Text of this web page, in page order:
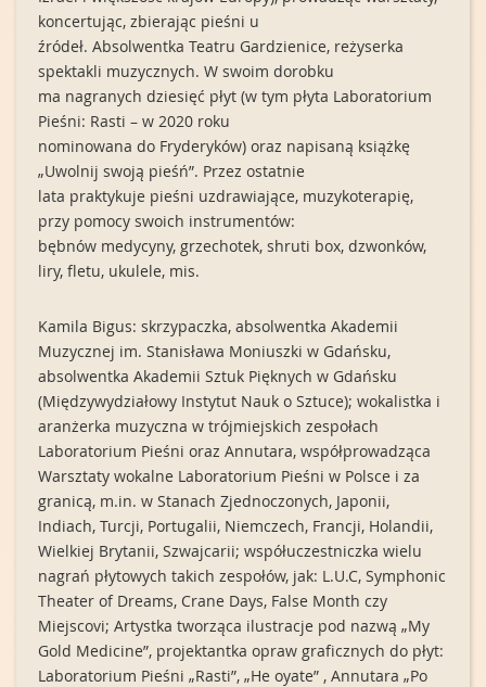
koncertując, zbierając pieśni u
źródeł. Absolwentka Teatru Gardzienice, reżyserka
spektakli muzycznych. W swoim dorobku
ma nagranych dziesięć płyt (w tym płyta Laboratorium
Pieśni: Rasti – w 2020 roku
nominowana do Fryderyków) oraz napisaną książkę
„Uwolnij swoją pieśń”. Przez ostatnie
lata praktykuje pieśni uzdrawiające, muzykoterapię,
przy pomocy swoich instrumentów:
bębnów medycyny, grzechotek, shruti box, dzwonków,
liry, fletu, ukulele, mis.
Kamila Bigus: skrzypaczka, absolwentka Akademii
Muzycznej im. Stanisława Moniuszki w Gdańsku,
absolwentka Akademii Sztuk Pięknych w Gdańsku
(Międzywydziałowy Instytut Nauk o Sztuce); wokalistka i
aranżerka muzyczna w trójmiejskich zespołach
Laboratorium Pieśni oraz Annutara, współprowadząca
Warsztaty wokalne Laboratorium Pieśni w Polsce i za
granicą, m.in. w Stanach Zjednoczonych, Japonii,
Indiach, Turcji, Portugalii, Niemczech, Francji, Holandii,
Wielkiej Brytanii, Szwajcarii; współuczestniczka wielu
nagrań płytowych takich zespołów, jak: L.U.C, Symphonic
Theater of Dreams, Crane Days, False Month czy
Miejscovi; Artystka tworząca ilustracje pod nazwą „My
Gold Medicine”, projektantka opraw graficznych do płyt:
Laboratorium Pieśni „Rasti”, „He oyate” , Annutara „Po